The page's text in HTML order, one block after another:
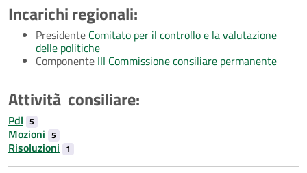
Incarichi regionali:
Presidente Comitato per il controllo e la valutazione
delle politiche
Componente III Commissione consiliare permanente
Attività consiliare:
Pdl 5
Mozioni 5
Risoluzioni 1